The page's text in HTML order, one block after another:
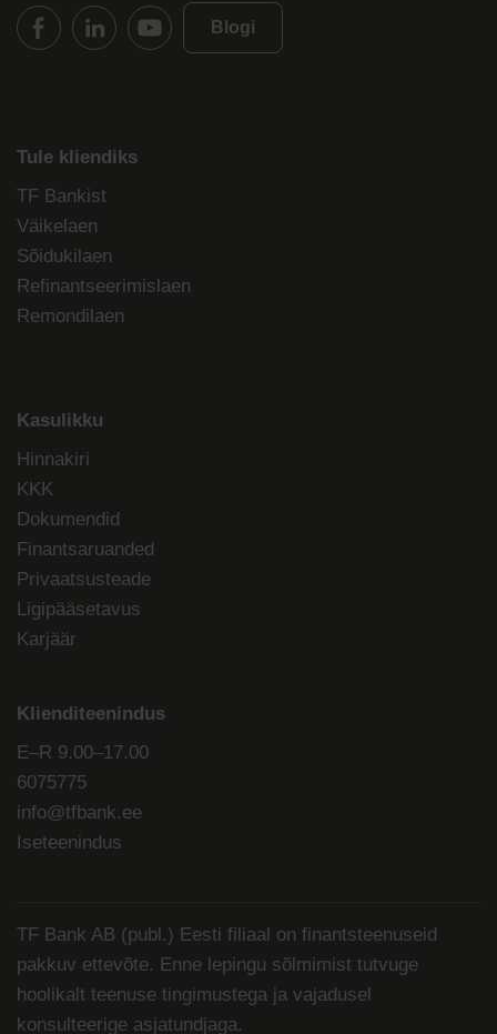
Blogi
Tule kliendiks
TF Bankist
Väikelaen
Sõidukilaen
Refinantseerimislaen
Remondilaen
Kasulikku
Hinnakiri
KKK
Dokumendid
Finantsaruanded
Privaatsusteade
Ligipääsetavus
Karjäär
Klienditeenindus
E–R 9.00–17.00
6075775
info@tfbank.ee
Iseteenindus
TF Bank AB (publ.) Eesti filiaal on finantsteenuseid
pakkuv ettevõte. Enne lepingu sõlmimist tutvuge
hoolikalt teenuse tingimustega ja vajadusel
konsulteerige asjatundjaga.